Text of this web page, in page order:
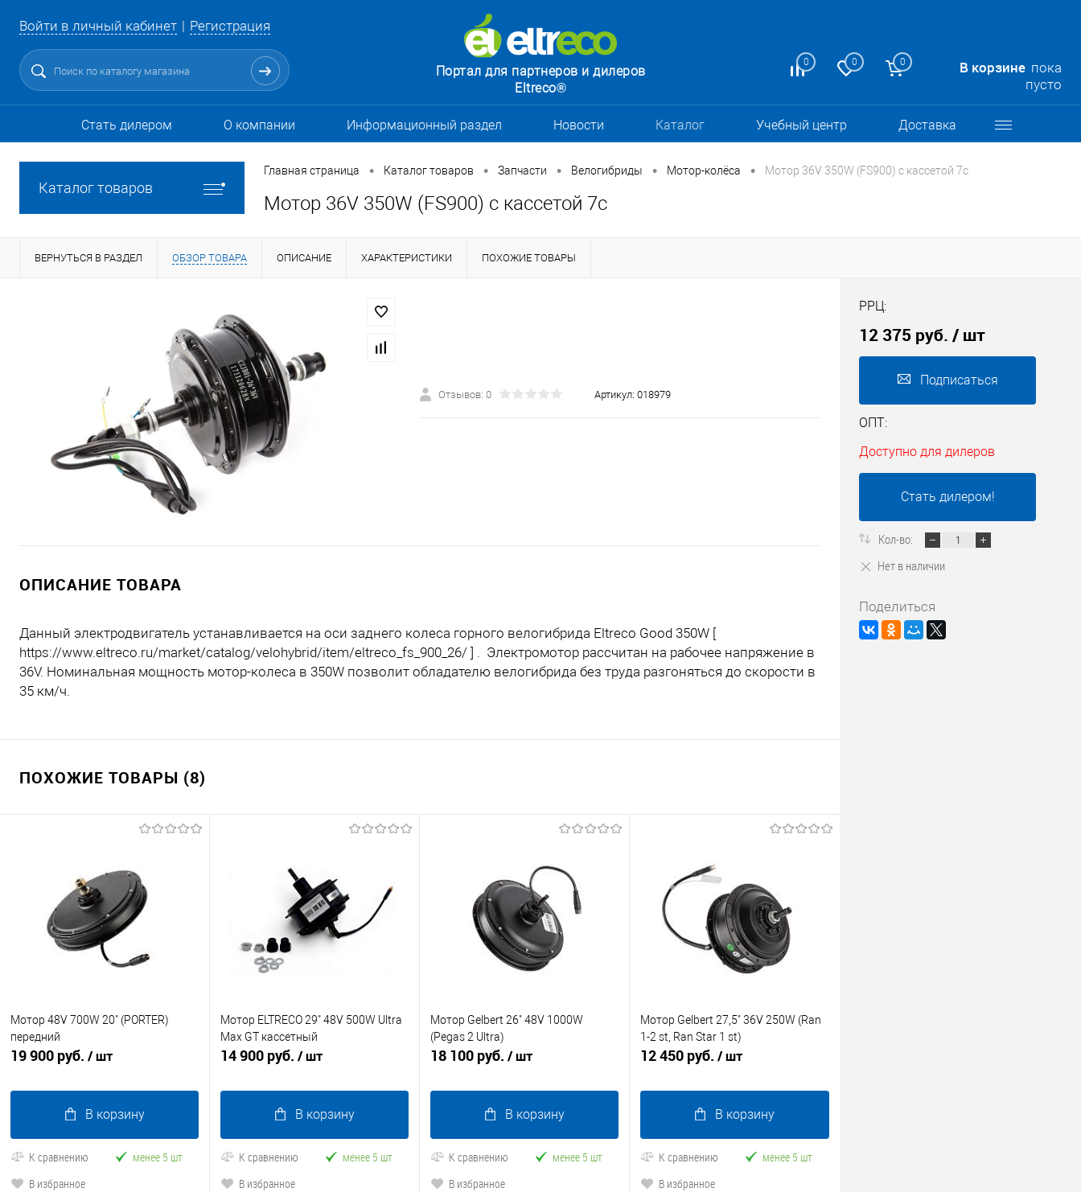
Войти в личный кабинет Регистрация
0 0 0 В корзине пока
пусто
Портал для партнеров и дилеров
Eltreco®
Стать дилером О компании Информационный раздел Новости Каталог Учебный центр Доставка
Каталог товаров
Главная страница • Каталог товаров • Запчасти • Велогибриды • Мотор-колёса • Мотор 36V 350W (FS900) с кассетой 7с
Мотор 36V 350W (FS900) с кассетой 7с
ВЕРНУТЬСЯ В РАЗДЕЛ ОБЗОР ТОВАРА ОПИСАНИЕ ХАРАКТЕРИСТИКИ ПОХОЖИЕ ТОВАРЫ
Отзывов: 0 Артикул: 018979
ОПИСАНИЕ ТОВАРА
Данный электродвигатель устанавливается на оси заднего колеса горного велогибрида Eltreco Good 350W [
https://www.eltreco.ru/market/catalog/velohybrid/item/eltreco_fs_900_26/ ] . Электромотор рассчитан на рабочее напряжение в
36V. Номинальная мощность мотор-колеса в 350W позволит обладателю велогибрида без труда разгоняться до скорости в
35 км/ч.
ПОХОЖИЕ ТОВАРЫ (8)
Мотор 48V 700W 20" (PORTER)
передний
19 900 руб. / шт
В корзину
К сравнению
менее 5 шт
В избранное
Мотор ELTRECO 29" 48V 500W Ultra
Max GT кассетный
14 900 руб. / шт
В корзину
К сравнению
менее 5 шт
В избранное
Мотор Gelbert 26" 48V 1000W
(Pegas 2 Ultra)
18 100 руб. / шт
В корзину
К сравнению
менее 5 шт
В избранное
Мотор Gelbert 27,5" 36V 250W (Ran
1-2 st, Ran Star 1 st)
12 450 руб. / шт
В корзину
К сравнению
менее 5 шт
В избранное
РРЦ:
12 375 руб. / шт
Подписаться
ОПТ:
Доступно для дилеров
Стать дилером!
Кол-во:
Нет в наличии
Поделиться